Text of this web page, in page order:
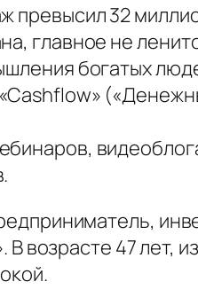
превысил 32
главное не
богатых
возрасте 47 лет,